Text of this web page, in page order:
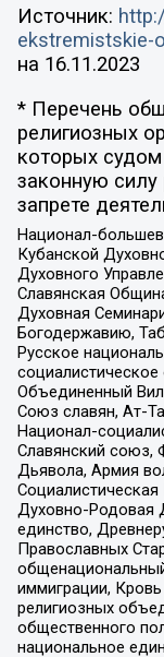
Источник:
ekstremistskie-
на 16.11.2023
* Перечень
религиозных
которых
законную
запрете
Национал-
Кубанской
Духовного
Славянская
Духовная
Богодержавию,
Русское
Объединенный
Союз славян, Ат-
Национал-
Славянский союз,
Дьявола, Армия
Духовно-Родовая
единство,
Православных
иммиграции,
религиозных
общественного
национальное